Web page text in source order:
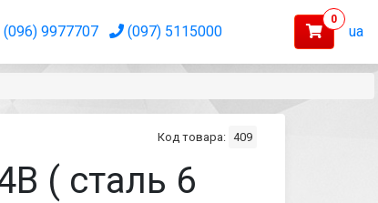
(096) 9977707 (097) 5115000
0
ua
Код товара: 409
( сталь 6